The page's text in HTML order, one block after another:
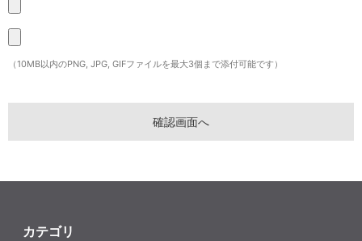
（10MB以内のPNG, JPG, GIFファイルを最大3個まで添付可能です）
カテゴリ